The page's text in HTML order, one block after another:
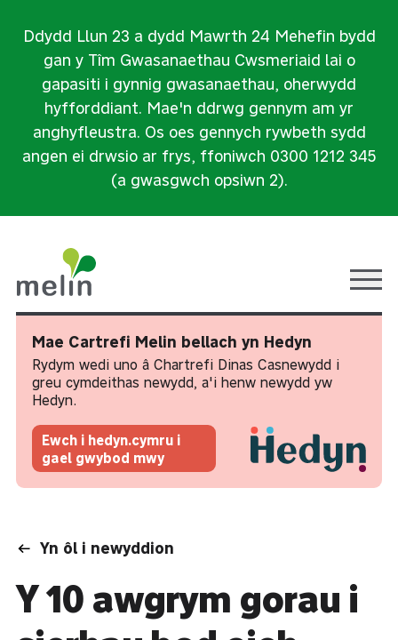
Ddydd Llun 23 a dydd Mawrth 24 Mehefin bydd
gan y Tîm Gwasanaethau Cwsmeriaid lai o
gapasiti i gynnig gwasanaethau, oherwydd
hyfforddiant. Mae'n ddrwg gennym am yr
anghyfleustra. Os oes gennych rywbeth sydd
angen ei drwsio ar frys, ffoniwch 0300 1212 345
(a gwasgwch opsiwn 2).
Mae Cartrefi Melin bellach yn Hedyn
Rydym wedi uno â Chartrefi Dinas Casnewydd i
greu cymdeithas newydd, a'i henw newydd yw
Hedyn.
Ewch i hedyn.cymru i
gael gwybod mwy
Yn ôl i newyddion
Y 10 awgrym gorau i